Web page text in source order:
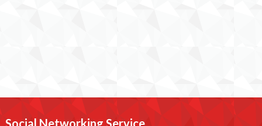
Social Networking Service